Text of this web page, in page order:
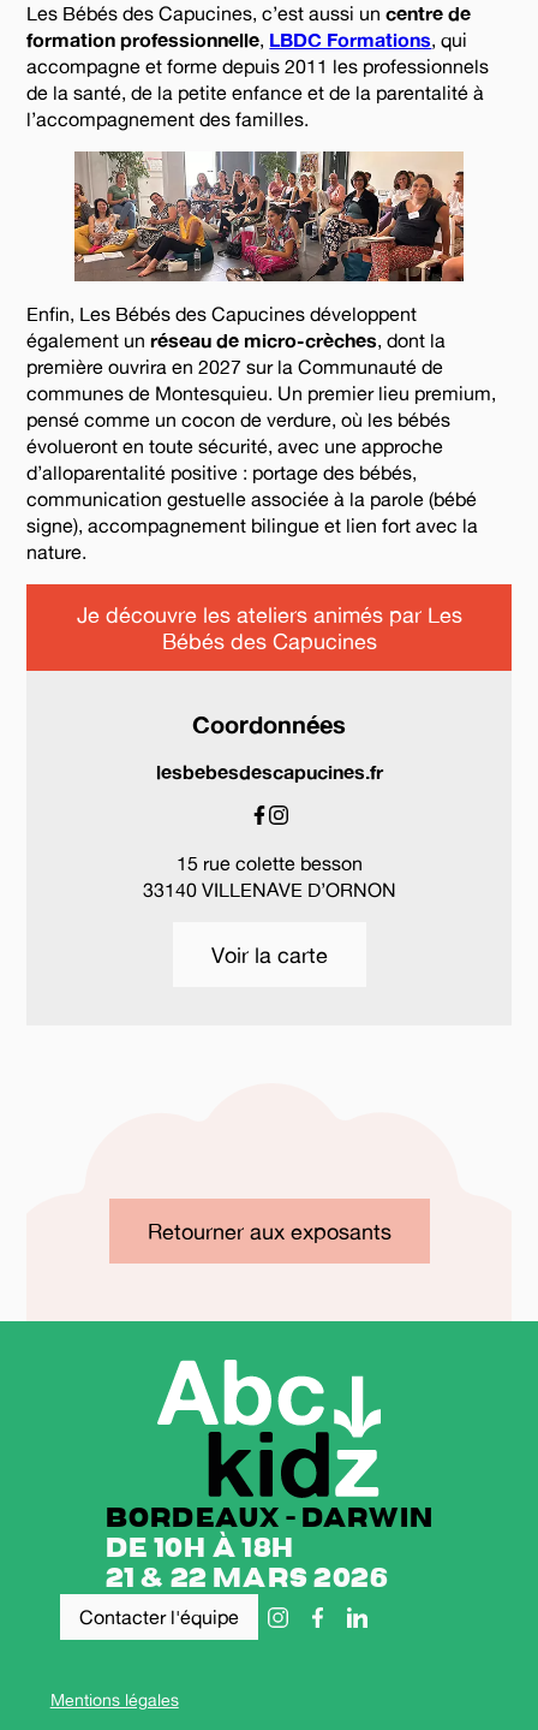
Les Bébés des Capucines, c’est aussi uncentre de
formation professionnelle, LBDC Formations, qui
accompagne et forme depuis 2011 les professionnels
de la santé, de la petite enfance et de la parentalité à
l’accompagnement des familles.
Enfin, Les Bébés des Capucines développent
également unréseau de micro-crèches, dont la
première ouvrira en 2027 sur la Communauté de
communes de Montesquieu. Un premier lieu premium,
pensé comme un cocon de verdure, où les bébés
évolueront en toute sécurité, avec une approche
d’alloparentalité positive : portage des bébés,
communication gestuelle associée à la parole (bébé
signe), accompagnement bilingue et lien fort avec la
nature.
Je découvre les ateliers animés par Les
Bébés des Capucines
Coordonnées
lesbebesdescapucines.fr
15 rue colette besson
33140 VILLENAVE D’ORNON
Voir la carte
Retourner aux exposants
Bordeaux - Darwin
de 10h à 18h
21 & 22 mars 2026
Contacter l'équipe
Mentions légales